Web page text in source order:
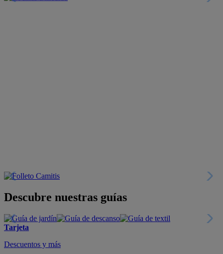
Descubre nuestras guías
Tarjeta
Descuentos y más